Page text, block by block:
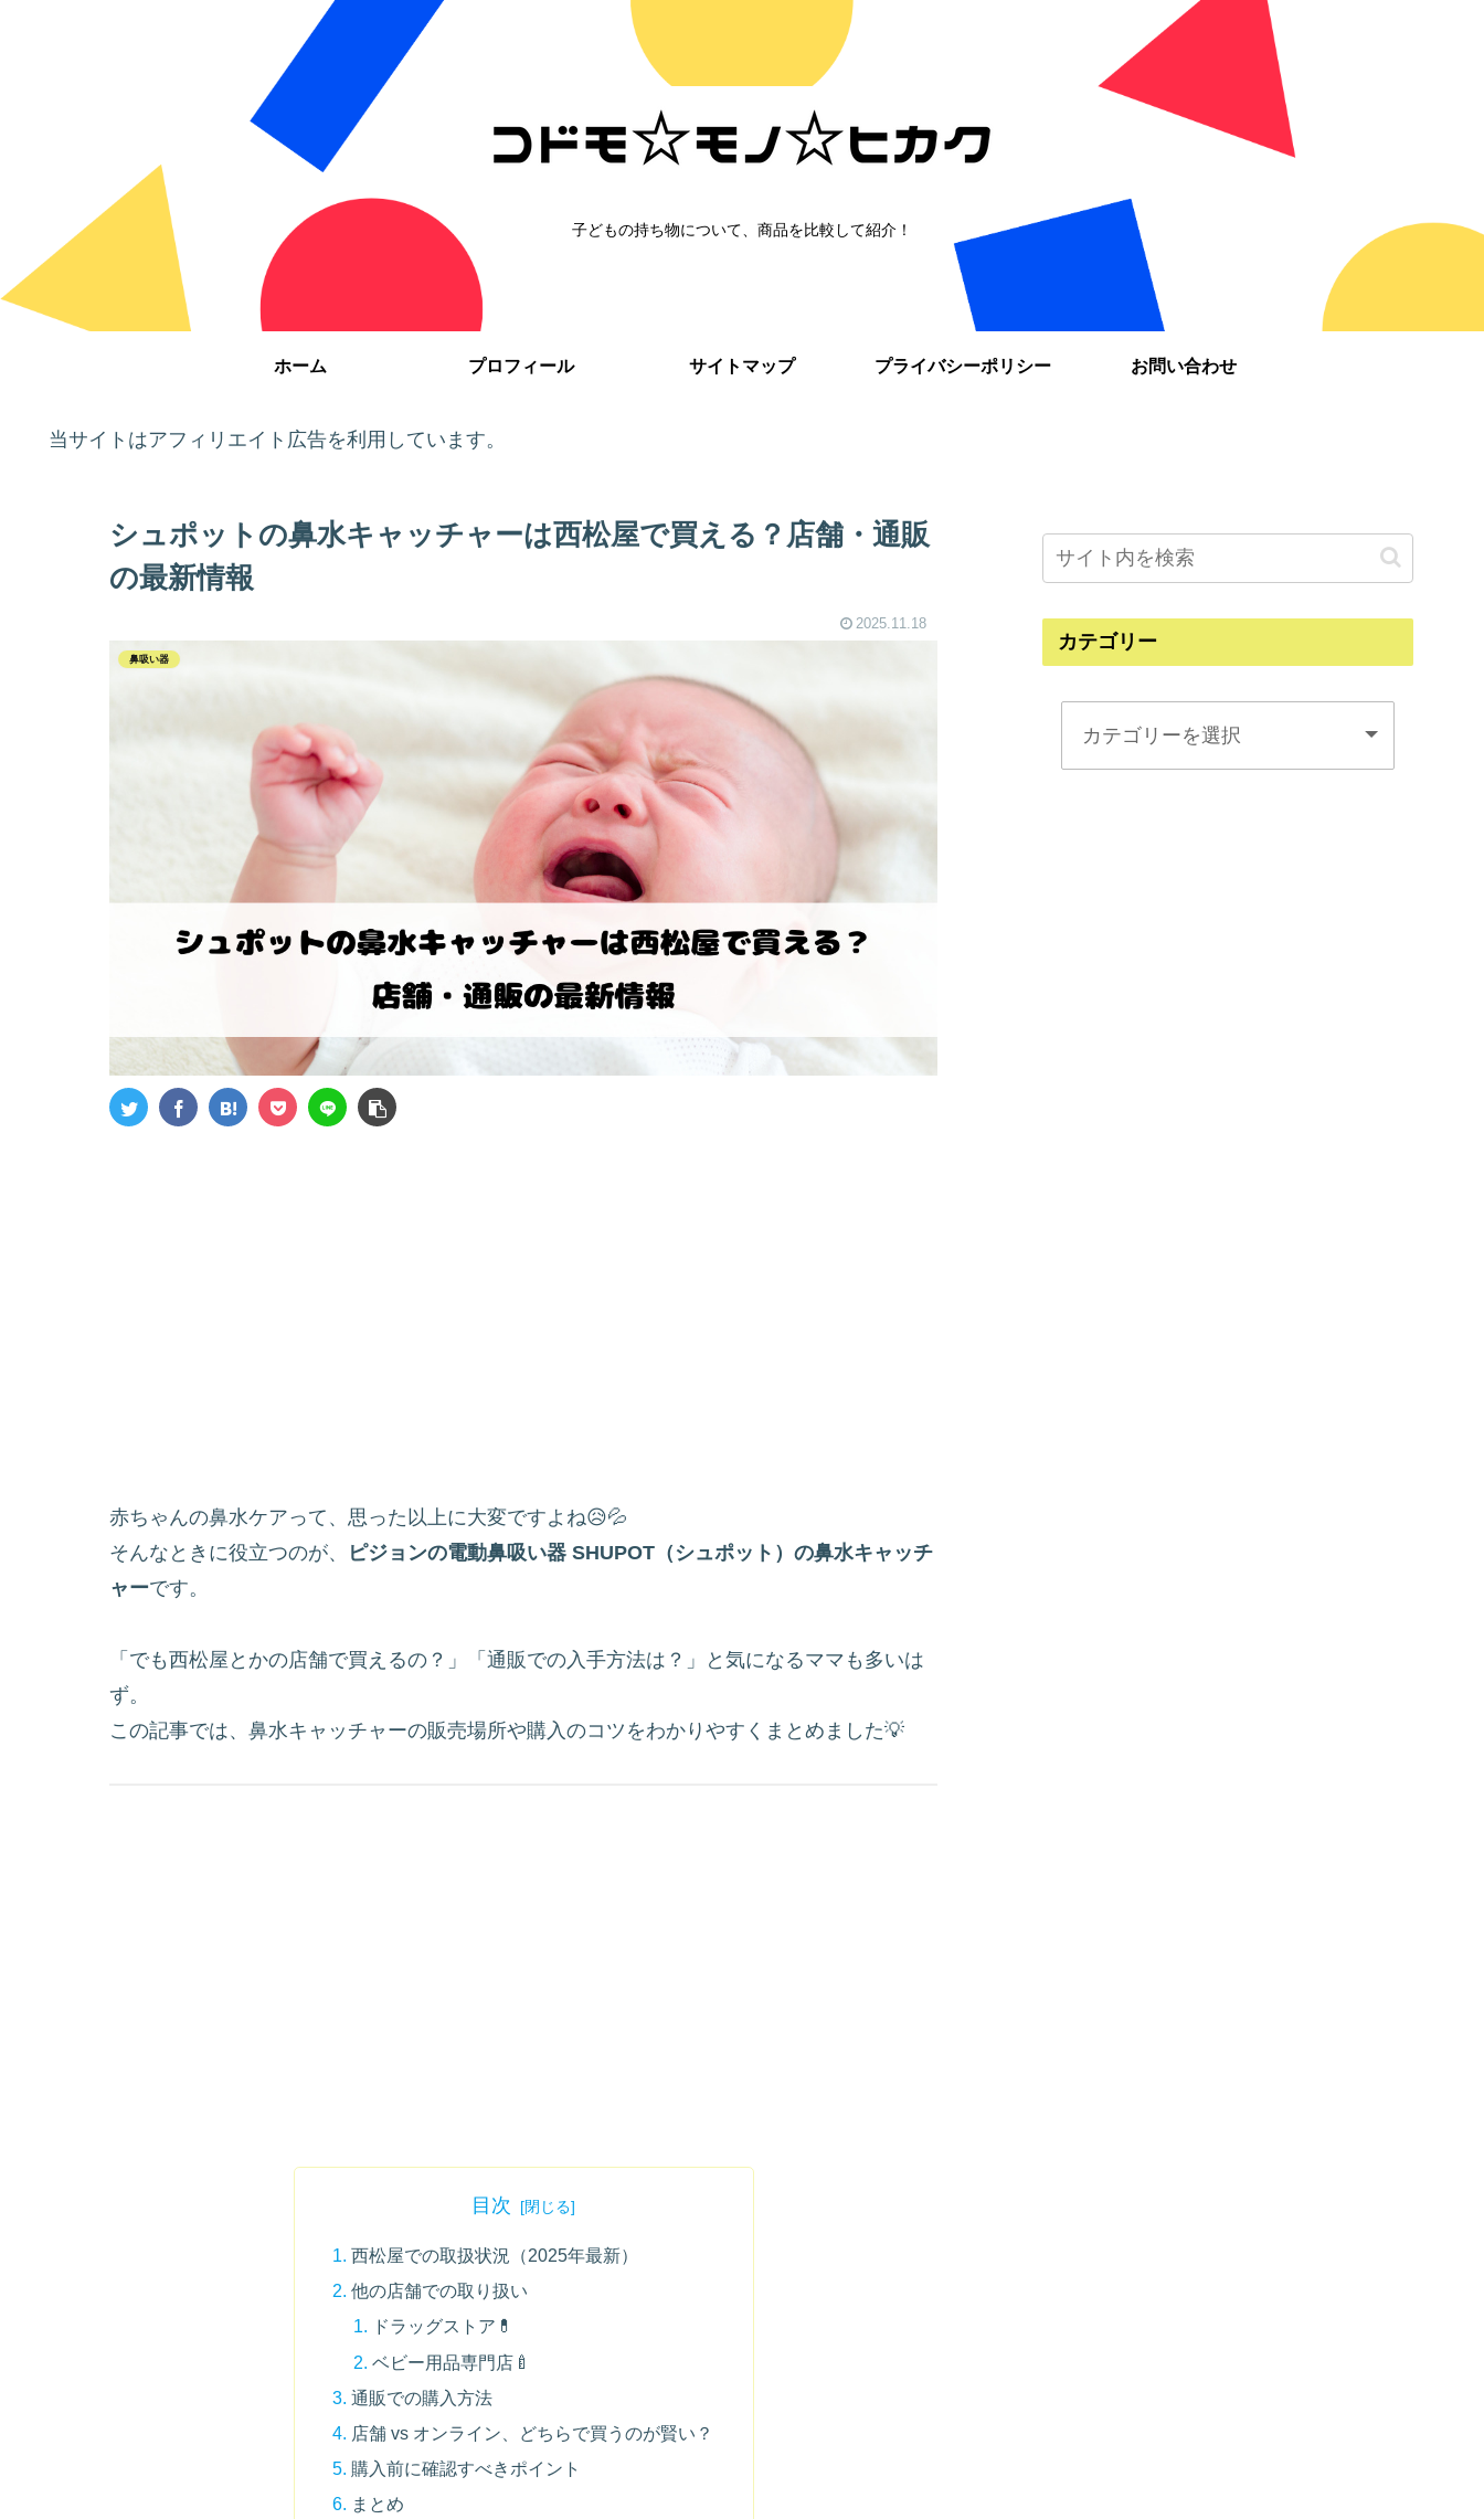
子どもの持ち物について、商品を比較して紹介！
ホーム プロフィール サイトマップ プライバシーポリシー お問い合わせ
当サイトはアフィリエイト広告を利用しています。
シュポットの鼻水キャッチャーは西松屋で買える？店舗・通販
の最新情報
2025.11.18
鼻吸い器
赤ちゃんの鼻水ケアって、思った以上に大変ですよね😥💦
そんなときに役立つのが、
ピジョンの電動鼻吸い器 SHUPOT（シュポット）の鼻水キャッチ
ャーです。
「でも西松屋とかの店舗で買えるの？」「通販での入手方法は？」と気になるママも多いは
ず。
この記事では、鼻水キャッチャーの販売場所や購入のコツをわかりやすくまとめました💡
目次
西松屋での取扱状況（2025年最新）
他の店舗での取り扱い
ドラッグストア💊
ベビー用品専門店🍼
通販での購入方法
店舗 vs オンライン、どちらで買うのが賢い？
購入前に確認すべきポイント
まとめ
カテゴリー